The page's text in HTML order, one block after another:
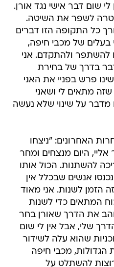
שום דבר אישי נגד אורן.
לשפר את השיטה.
ולאורך כל התקופה הזו דברים
שאני בעלים של מכבי חיפה,
להשתפר ולהתקדם. אני
בדרך של בחירת
פרש בפניי את האני
מתאים לי ושאני
מדבר על שינוי שלא נעשה
האחרונים: "ניצחו
היום מנצחים ומחר
להשתנות. הכול אותו
אנשים שבכלל אין
הזמן לשנות. אני מאוד
המתאים כדי לשנות
את הדרך שאורן בחר
שלי, אבל אין לי שום
שהוא עלה לשידור
הגדולות, מכבי חיפה
להשתלט על